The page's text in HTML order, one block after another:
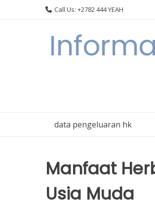
Call Us: +2782 444 YEAH
data pengeluaran hk
Manfaat
Usia Muda